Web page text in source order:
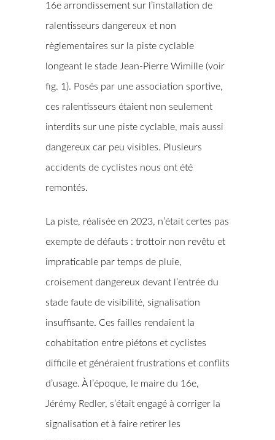
16e arrondissement sur l’installation de
ralentisseurs dangereux et non
règlementaires sur la piste cyclable
longeant le stade Jean-Pierre Wimille (voir
fig. 1). Posés par une association sportive,
ces ralentisseurs étaient non seulement
interdits sur une piste cyclable, mais aussi
dangereux car peu visibles. Plusieurs
accidents de cyclistes nous ont été
remontés.
La piste, réalisée en 2023, n’était certes pas
exempte de défauts : trottoir non revêtu et
impraticable par temps de pluie,
croisement dangereux devant l’entrée du
stade faute de visibilité, signalisation
insuffisante. Ces failles rendaient la
cohabitation entre piétons et cyclistes
difficile et généraient frustrations et conflits
d’usage. À l’époque, le maire du 16e,
Jérémy Redler, s’était engagé à corriger la
signalisation et à faire retirer les